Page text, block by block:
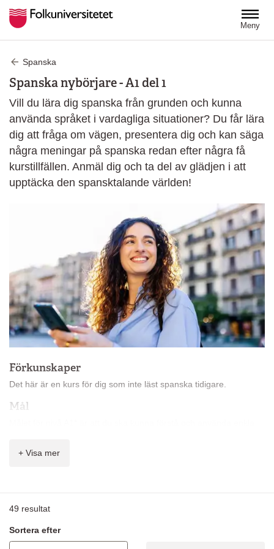
Meny
Spanska
Spanska nybörjare - A1 del 1
Vill du lära dig spanska från grunden och kunna
använda språket i vardagliga situationer? Du får lära
dig att fråga om vägen, presentera dig och kan säga
några meningar på spanska redan efter några få
kurstillfällen. Anmäl dig och ta del av glädjen i att
upptäcka den spansktalande världen!
Förkunskaper
Det här är en kurs för dig som inte läst spanska tidigare.
Mål
och tydligt.
vanliga ord och enkla fraser
ställa enkla frågor och förstå enkla svar
+ Visa mer
49 resultat
Sortera efter